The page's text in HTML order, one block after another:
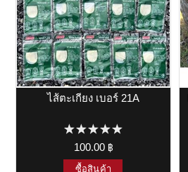
ไส้ตะเกียง เบอร์ 21A
100.00 ฿
ซื้อสินค้า